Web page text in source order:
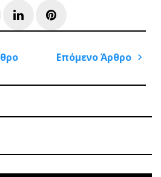
LinkedInPinterest
Επόμενο Άρθρο